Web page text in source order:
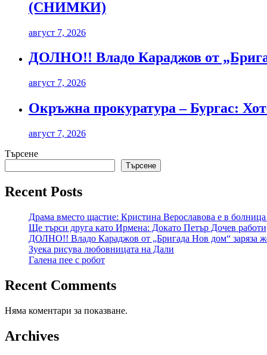
(СНИМКИ)
август 7, 2026
ДОЛНО!! Владо Караджов от
август 7, 2026
Окръжна прокуратура – Бургас:
август 7, 2026
Търсене
Търсене
Recent Posts
Драма вместо щастие: Кристина Верославова е в
Ще търси друга като Ирмена: Докато Петър Дочев
ДОЛНО!! Владо Караджов от „Бригада Нов дом“ заряза
Зуека рисува любовницата на Дали
Галена пее с робот
Recent Comments
Няма коментари за показване.
Archives